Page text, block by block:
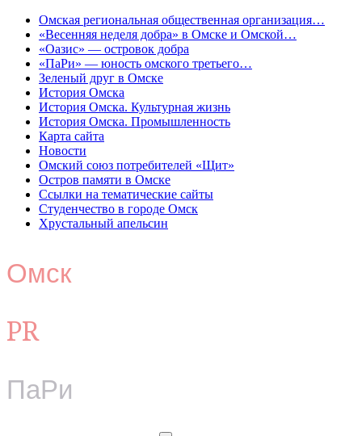
Омская региональная общественная организация…
«Весенняя неделя добра» в Омске и Омской…
«Оазис» — островок добра
«ПаРи» — юность омского третьего…
Зеленый друг в Омске
История Омска
История Омска. Культурная жизнь
История Омска. Промышленность
Карта сайта
Новости
Омский союз потребителей «Щит»
Остров памяти в Омске
Ссылки на тематические сайты
Студенчество в городе Омск
Хрустальный апельсин
Омск
PR
ПаРи